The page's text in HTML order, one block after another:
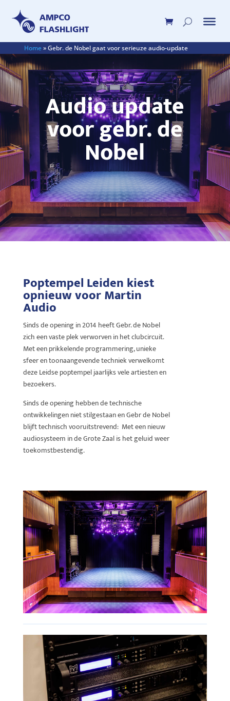
Home»Gebr. de Nobel gaat voor serieuze audio-update
Audio update
voor gebr. de
Nobel
Poptempel Leiden kiest
opnieuw voor Martin
Audio
Sinds de opening in 2014 heeft Gebr. de Nobel
zich een vaste plek verworven in het clubcircuit.
Met een prikkelende programmering, unieke
sfeer en toonaangevende techniek verwelkomt
deze Leidse poptempel jaarlijks vele artiesten en
bezoekers.
Sinds de opening hebben de technische
ontwikkelingen niet stilgestaan en Gebr de Nobel
blijft technisch vooruitstrevend: Met een nieuw
audiosysteem in de Grote Zaal is het geluid weer
toekomstbestendig.